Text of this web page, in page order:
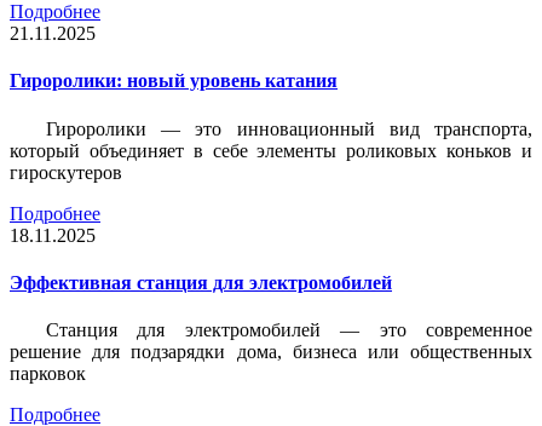
Подробнее
21.11.2025
Гироролики: новый уровень катания
Гироролики — это инновационный вид транспорта,
который объединяет в себе элементы роликовых коньков и
гироскутеров
Подробнее
18.11.2025
Эффективная станция для электромобилей
Станция для электромобилей — это современное
решение для подзарядки дома, бизнеса или общественных
парковок
Подробнее